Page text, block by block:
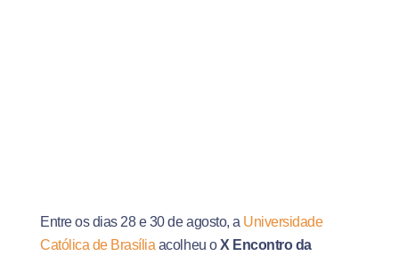
Entre os dias 28 e 30 de agosto, a Universidade
Católica de Brasília acolheu oX Encontro da